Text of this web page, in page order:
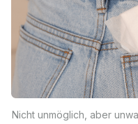
Nicht unmöglich, aber